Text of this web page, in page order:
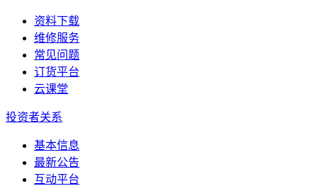
资料下载
维修服务
常见问题
订货平台
云课堂
投资者关系
基本信息
最新公告
互动平台